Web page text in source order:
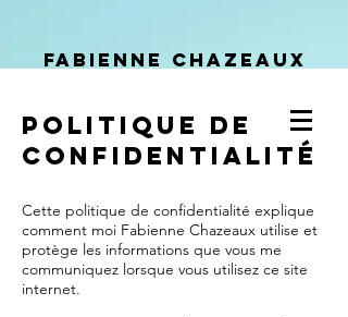
Fabienne Chazeaux
Politique de
confidentialité
Cette politique de confidentialité explique
comment moi Fabienne Chazeaux utilise et
protège les informations que vous me
communiquez lorsque vous utilisez ce site
internet.